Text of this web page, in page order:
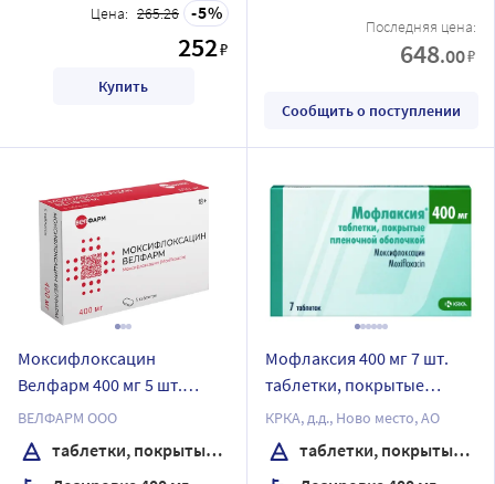
Цена: 265.26 5
252₽
Купить
Последняя цена:
648.00₽
Сообщить о поступлении
Моксифлоксацин
Велфарм 400 мг 5 шт.
таблетки, покрытые
пленочной оболочкой
блистер
ВЕЛФАРМ ООО
таблетки, покрытые пленочной оболочкой
Мофлаксия 400 мг 7 шт.
таблетки, покрытые
пленочной оболочкой
КРКА, д.д., Ново место, АО
таблетки, покрытые пленочной оболочкой